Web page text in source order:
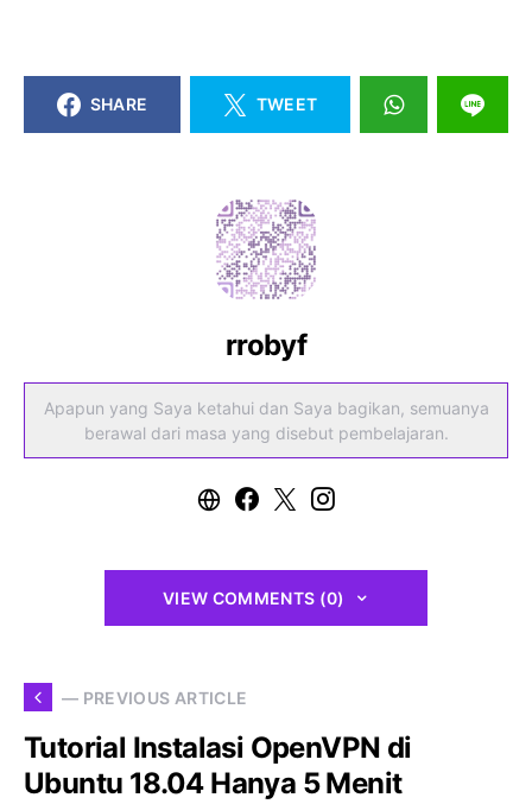
SHARE TWEET
rrobyf
Apapun yang Saya ketahui dan Saya bagikan, semuanya
berawal dari masa yang disebut pembelajaran.
VIEW COMMENTS (0)
— PREVIOUS ARTICLE
Tutorial Instalasi OpenVPN di
Ubuntu 18.04 Hanya 5 Menit